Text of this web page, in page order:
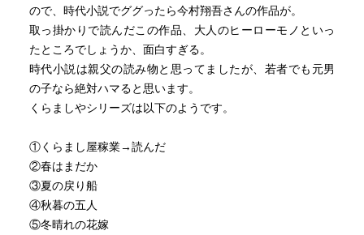
ので、時代小説でググったら今村翔吾さんの作品が。
取っ掛かりで読んだこの作品、大人のヒーローモノといっ
たところでしょうか、面白すぎる。
時代小説は親父の読み物と思ってましたが、若者でも元男
の子なら絶対ハマると思います。
くらましやシリーズは以下のようです。
①くらまし屋稼業→読んだ
②春はまだか
③夏の戻り船
④秋暮の五人
⑤冬晴れの花嫁